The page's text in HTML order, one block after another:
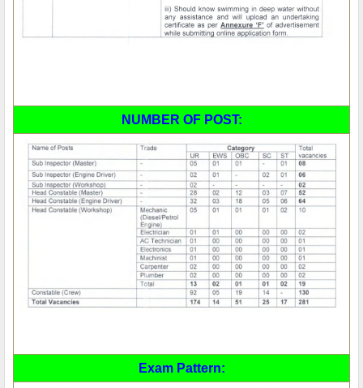
NUMBER OF POST:
Exam Pattern: